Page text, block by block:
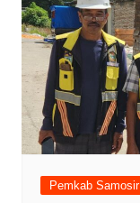
Pemkab Samosir